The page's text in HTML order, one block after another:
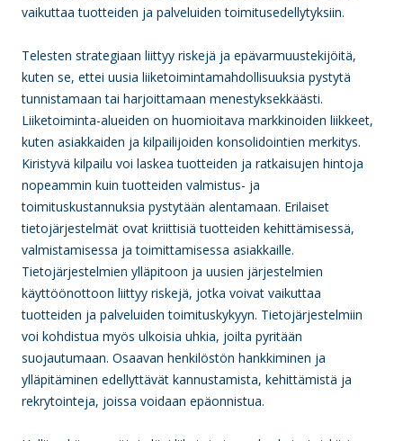
vaikuttaa tuotteiden ja palveluiden toimitusedellytyksiin.
Telesten strategiaan liittyy riskejä ja epävarmuustekijöitä,
kuten se, ettei uusia liiketoimintamahdollisuuksia pystytä
tunnistamaan tai harjoittamaan menestyksekkäästi.
Liiketoiminta-alueiden on huomioitava markkinoiden liikkeet,
kuten asiakkaiden ja kilpailijoiden konsolidointien merkitys.
Kiristyvä kilpailu voi laskea tuotteiden ja ratkaisujen hintoja
nopeammin kuin tuotteiden valmistus- ja
toimituskustannuksia pystytään alentamaan. Erilaiset
tietojärjestelmät ovat kriittisiä tuotteiden kehittämisessä,
valmistamisessa ja toimittamisessa asiakkaille.
Tietojärjestelmien ylläpitoon ja uusien järjestelmien
käyttöönottoon liittyy riskejä, jotka voivat vaikuttaa
tuotteiden ja palveluiden toimituskykyyn. Tietojärjestelmiin
voi kohdistua myös ulkoisia uhkia, joilta pyritään
suojautumaan. Osaavan henkilöstön hankkiminen ja
ylläpitäminen edellyttävät kannustamista, kehittämistä ja
rekrytointeja, joissa voidaan epäonnistua.